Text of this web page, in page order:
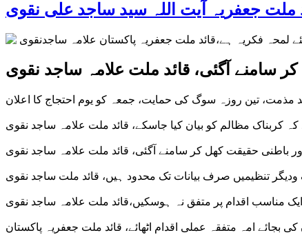
سامنے آگئی، قائد ملت علامہ ساجد نقوی
تین روزہ سوگ کی حمایت، جمعہ کو یوم احتجاج کا اعلان
کربناک مظالم کو بیان کیا جاسکے، قائد ملت علامہ ساجد نقوی
باطنی حقیقت کھل کر سامنے آگئی، قائد ملت علامہ ساجد نقوی
تنظیمیں صرف بیانات تک محدود ہیں، قائد ملت ساجد نقوی
مناسب اقدام پر متفق نہ ہوسکیں،قائد ملت علامہ ساجد نقوی